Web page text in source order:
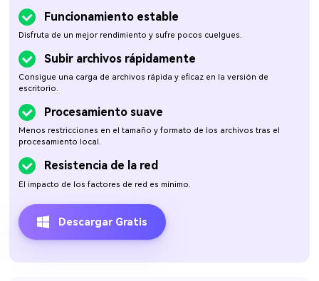
Funcionamiento estable
Disfruta de un mejor rendimiento y sufre pocos cuelgues.
Subir archivos rápidamente
Consigue una carga de archivos rápida y eficaz en la versión de
escritorio.
Procesamiento suave
Menos restricciones en el tamaño y formato de los archivos tras el
procesamiento local.
Resistencia de la red
El impacto de los factores de red es mínimo.
Descargar Gratis